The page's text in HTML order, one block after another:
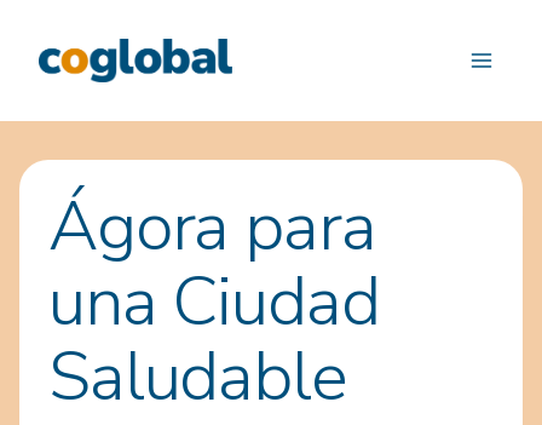
contenido
Ágora para
una Ciudad
Saludable